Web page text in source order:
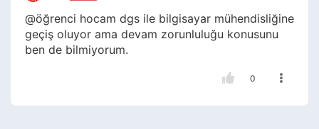
@öğrenci hocam dgs ile bilgisayar mühendisliğine
geçiş oluyor ama devam zorunluluğu konusunu
ben de bilmiyorum.
0